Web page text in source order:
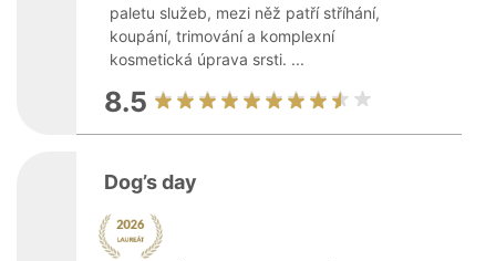
paletu služeb, mezi něž patří stříhání,
koupání, trimování a komplexní
kosmetická úprava srsti. ...
8.5
Dog’s day